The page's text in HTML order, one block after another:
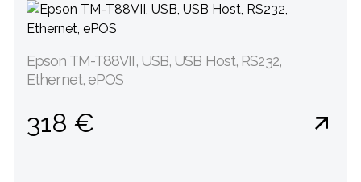
Epson TM-T88VII, USB, USB Host, RS232,
Ethernet, ePOS
318 €